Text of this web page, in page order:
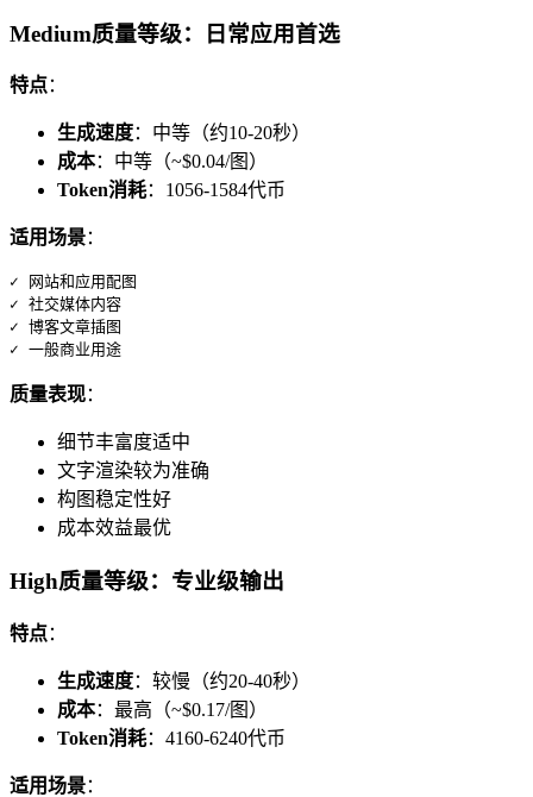
Medium质量等级：日常应用首选
特点：
生成速度：中等（约10-20秒）
成本：中等（~$0.04/图）
Token消耗：1056-1584代币
适用场景：
✓ 网站和应用配图
✓ 社交媒体内容
✓ 博客文章插图
质量表现：
细节丰富度适中
文字渲染较为准确
构图稳定性好
成本效益最优
High质量等级：专业级输出
特点：
生成速度：较慢（约20-40秒）
成本：最高（~$0.17/图）
Token消耗：4160-6240代币
适用场景：